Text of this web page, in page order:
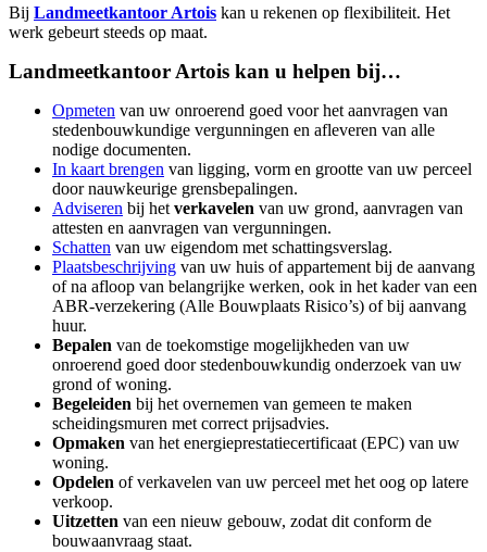
Bij Landmeetkantoor Artois kan u rekenen op flexibiliteit. Het
werk gebeurt steeds op maat.
Landmeetkantoor Artois kan u helpen bij…
Opmeten van uw onroerend goed voor het aanvragen van
stedenbouwkundige vergunningen en afleveren van alle
nodige documenten.
In kaart brengen van ligging, vorm en grootte van uw perceel
door nauwkeurige grensbepalingen.
Adviseren bij hetverkavelen van uw grond, aanvragen van
attesten en aanvragen van vergunningen.
Schatten van uw eigendom met schattingsverslag.
Plaatsbeschrijving van uw huis of appartement bij de aanvang
of na afloop van belangrijke werken, ook in het kader van een
ABR-verzekering (Alle Bouwplaats Risico’s) of bij aanvang
huur.
Bepalen van de toekomstige mogelijkheden van uw
onroerend goed door stedenbouwkundig onderzoek van uw
grond of woning.
Begeleiden bij het overnemen van gemeen te maken
scheidingsmuren met correct prijsadvies.
Opmaken van het energieprestatiecertificaat (EPC) van uw
woning.
Opdelen of verkavelen van uw perceel met het oog op latere
verkoop.
Uitzetten van een nieuw gebouw, zodat dit conform de
bouwaanvraag staat.